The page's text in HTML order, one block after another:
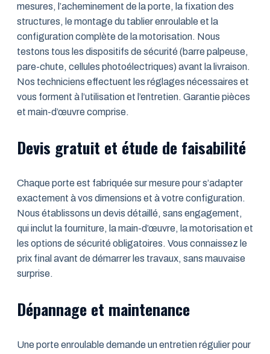
mesures, l’acheminement de la porte, la fixation des
structures, le montage du tablier enroulable et la
configuration complète de la motorisation. Nous
testons tous les dispositifs de sécurité (barre palpeuse,
pare-chute, cellules photoélectriques) avant la livraison.
Nos techniciens effectuent les réglages nécessaires et
vous forment à l’utilisation et l’entretien. Garantie pièces
et main-d’œuvre comprise.
Devis gratuit et étude de faisabilité
Chaque porte est fabriquée sur mesure pour s’adapter
exactement à vos dimensions et à votre configuration.
Nous établissons un devis détaillé, sans engagement,
qui inclut la fourniture, la main-d’œuvre, la motorisation et
les options de sécurité obligatoires. Vous connaissez le
prix final avant de démarrer les travaux, sans mauvaise
surprise.
Dépannage et maintenance
Une porte enroulable demande un entretien régulier pour